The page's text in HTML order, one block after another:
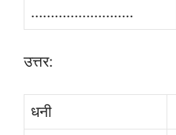
……………………..
उत्तर:
धनी